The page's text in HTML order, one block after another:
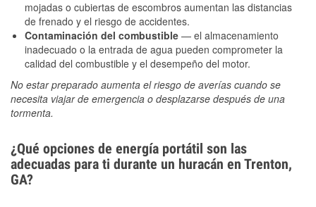
mojadas o cubiertas de escombros aumentan las distancias
de frenado y el riesgo de accidentes.
Contaminación del combustible — el almacenamiento
inadecuado o la entrada de agua pueden comprometer la
calidad del combustible y el desempeño del motor.
No estar preparado aumenta el riesgo de averías cuando se
necesita viajar de emergencia o desplazarse después de una
tormenta.
¿Qué opciones de energía portátil son las
adecuadas para ti durante un huracán en Trenton,
GA?